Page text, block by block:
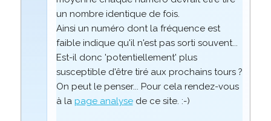
un nombre identique de fois.
Ainsi un numéro dont la fréquence est
faible indique qu'il n'est pas sorti souvent...
Est-il donc 'potentiellement' plus
susceptible d'être tiré aux prochains tours ?
On peut le penser... Pour cela rendez-vous
à la page analysede ce site. :-)